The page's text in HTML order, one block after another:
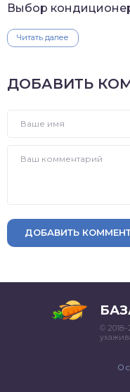
Выбор
Читать далее
ДОБАВИТЬ
ДОБАВИТЬ
©
О